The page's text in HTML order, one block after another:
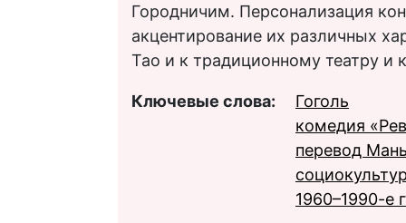
Городничим. Персонализация
акцентирование их различных
Тао и к традиционному театру и
Ключевые слова:
Гоголь
комедия
перевод
1960–1990-е